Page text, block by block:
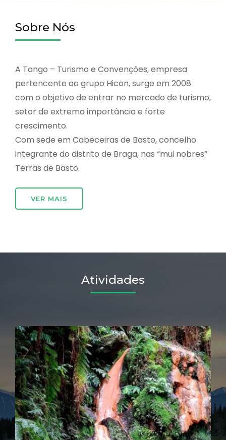
Sobre Nós
A Tango – Turismo e Convenções, empresa
pertencente ao grupo Hicon, surge em 2008
com o objetivo de entrar no mercado de turismo,
setor de extrema importância e forte
crescimento.
Com sede em Cabeceiras de Basto, concelho
integrante do distrito de Braga, nas “mui nobres”
Terras de Basto.
VER MAIS
Atividades